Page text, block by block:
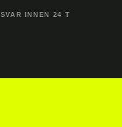
SVAR INNEN 24 T